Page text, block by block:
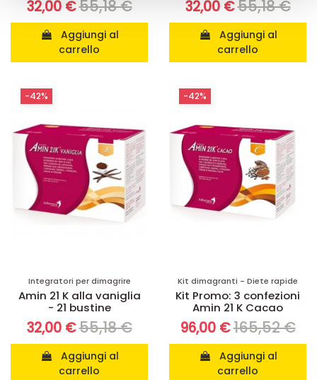
32,00 €55,18 €
carrello
32,00 €55,18 €
carrello
Integratori per dimagrire
Amin 21 K alla vaniglia
- 21 bustine
32,00 €55,18 €
carrello
-42%
Kit dimagranti - Diete rapide
Kit Promo: 3 confezioni
Amin 21 K Cacao
96,00 €165,52 €
carrello
-42%